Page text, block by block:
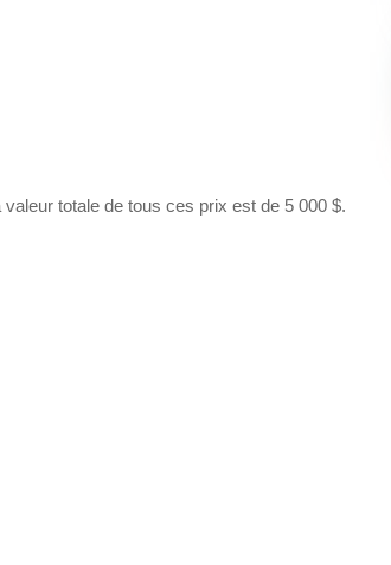
totale de tous ces prix est de 5 000 $.